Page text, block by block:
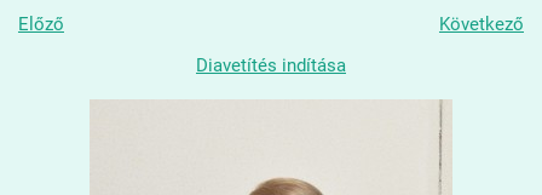
Előző
Következő
Diavetítés indítása